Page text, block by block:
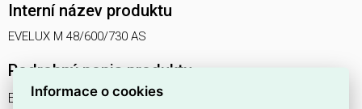
Interní název produktu
EVELUX M 48/600/730 AS
Podrobný popis produktu
EVELUX M 48/600/730 AS 105W IP66
Informace o cookies